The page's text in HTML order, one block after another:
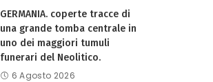
GERMANIA. coperte tracce di
una grande tomba centrale in
uno dei maggiori tumuli
funerari del Neolitico.
6 Agosto 2026